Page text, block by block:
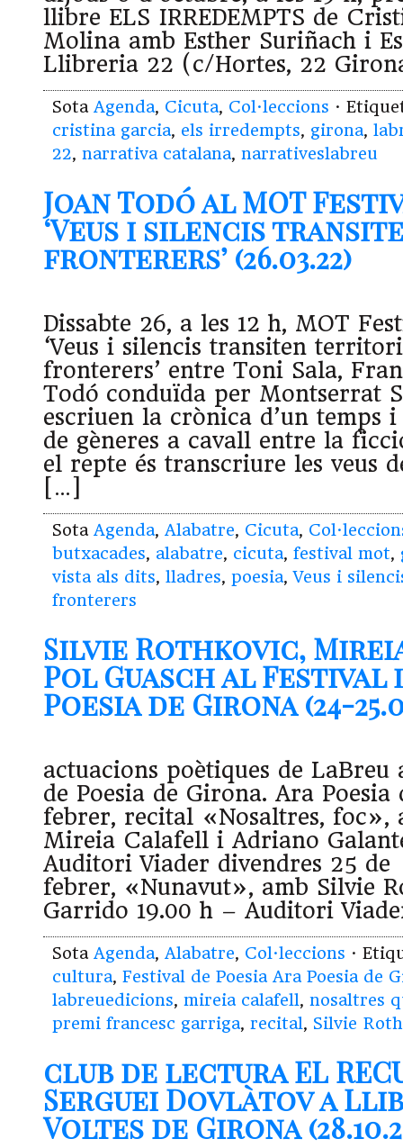
llibre ELS IRREDEMPTS de
Molina amb Esther Suriñach i
Llibreria 22 (c/Hortes, 22
Sota Agenda, Cicuta, Col·leccions ·
cristina garcia, els irredempts, girona,
22, narrativa catalana, narrativeslabreu
Joan Todó al MOT
‘Veus i silencis
fronterers’ (26.03.22)
Dissabte 26, a les 12 h, MOT
‘Veus i silencis transiten
fronterers’ entre Toni Sala,
Todó conduïda per Montserrat
escriuen la crònica d’un temps
de gèneres a cavall entre la
el repte és transcriure les veus
[…]
Sota Agenda, Alabatre, Cicuta,
butxacades, alabatre, cicuta, festival mot,
vista als dits, lladres, poesia,Veus i
fronterers
Silvie Rothkovic,
Pol Guasch al Festival
Poesia de Girona (24-
actuacions poètiques de LaBreu
de Poesia de Girona. Ara
febrer, recital «Nosaltres, foc»,
Mireia Calafell i Adriano
Auditori Viader divendres 25 de
febrer, «Nunavut», amb Silvie
Garrido 19.00 h – Auditori
Sota Agenda, Alabatre, Col·leccions ·
cultura, Festival de Poesia Ara Poesia de
labreuedicions, mireia calafell, nosaltres
premi francesc garriga, recital, Silvie
club de lectura EL
Serguei Dovlàtov a
Voltes de Girona